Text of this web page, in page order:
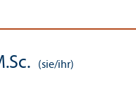
(sie/ihr)